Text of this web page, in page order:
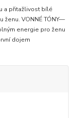
a přitažlivost bílé
ženu. VONNÉ TÓNY—
energie pro ženu
dojem